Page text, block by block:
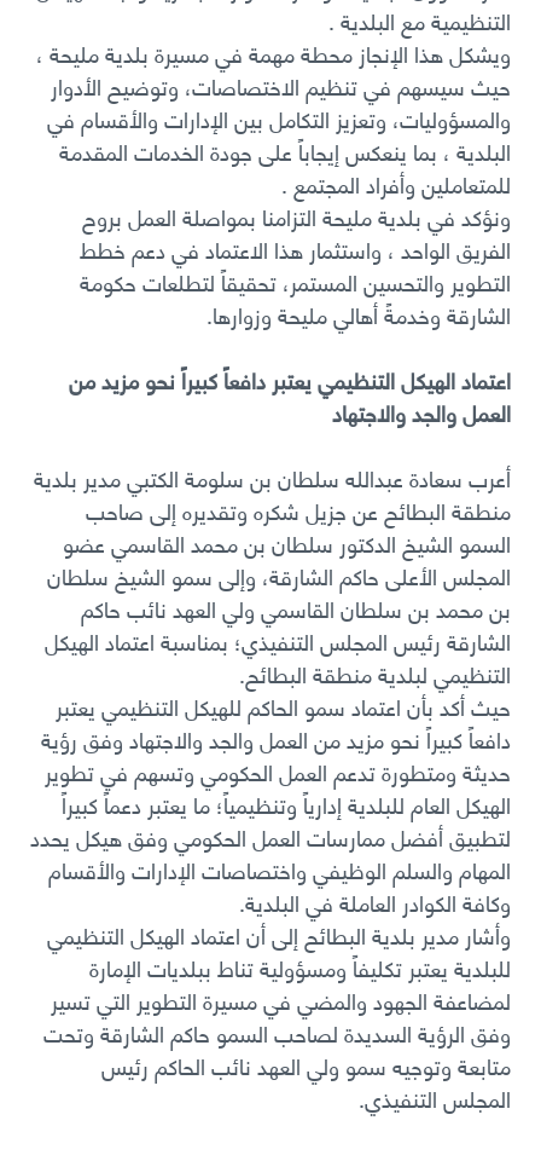
التنظيمية مع البلدية.
ويشكل هذا الإنجاز محطة مهمة في مسيرة بلدية مليحة ،
حيث سيسهم في تنظيم الاختصاصات، وتوضيح الأدوار
والمسؤوليات، وتعزيز التكامل بين الإدارات والأقسام في
البلدية ، بما ينعكس إيجاباً على جودة الخدمات المقدمة
للمتعاملين وأفراد المجتمع .
ونؤكد في بلدية مليحة التزامنا بمواصلة العمل بروح
الفريق الواحد ، واستثمار هذا الاعتماد في دعم خطط
التطوير والتحسين المستمر، تحقيقاً لتطلعات حكومة
الشارقة وخدمةً أهالي مليحة وزوارها.
اعتماد الهيكل التنظيمي يعتبر دافعاً كبيراً نحو مزيد من
العمل والجد والاجتهاد
أعرب سعادة عبدالله سلطان بن سلومة الكتبي مدير بلدية
منطقة البطائح عن جزيل شكره وتقديره إلى صاحب
السمو الشيخ الدكتور سلطان بن محمد القاسمي عضو
المجلس الأعلى حاكم الشارقة، وإلى سمو الشيخ سلطان
بن محمد بن سلطان القاسمي ولي العهد نائب حاكم
الشارقة رئيس المجلس التنفيذي؛ بمناسبة اعتماد الهيكل
التنظيمي لبلدية منطقة البطائح.
حيث أكد بأن اعتماد سمو الحاكم للهيكل التنظيمي يعتبر
دافعاً كبيراً نحو مزيد من العمل والجد والاجتهاد وفق رؤية
حديثة ومتطورة تدعم العمل الحكومي وتسهم في تطوير
الهيكل العام للبلدية إدارياً وتنظيمياً؛ ما يعتبر دعماً كبيراً
لتطبيق أفضل ممارسات العمل الحكومي وفق هيكل يحدد
المهام والسلم الوظيفي واختصاصات الإدارات والأقسام
وكافة الكوادر العاملة في البلدية.
وأشار مدير بلدية البطائح إلى أن اعتماد الهيكل التنظيمي
للبلدية يعتبر تكليفاً ومسؤولية تناط ببلديات الإمارة
لمضاعفة الجهود والمضي في مسيرة التطوير التي تسير
وفق الرؤية السديدة لصاحب السمو حاكم الشارقة وتحت
متابعة وتوجيه سمو ولي العهد نائب الحاكم رئيس
المجلس التنفيذي.